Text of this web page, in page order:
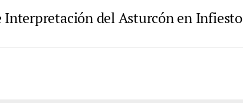
Interpretación del Asturcón en Infiesto